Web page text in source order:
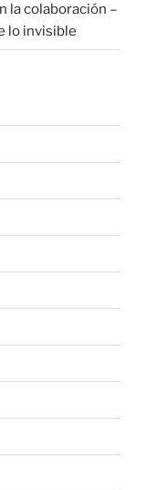
la colaboración –
lo invisible